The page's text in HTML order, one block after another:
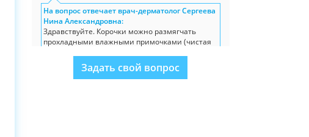
На вопрос отвечает врач-дерматолог Сергеева
Нина Александровна:
Здравствуйте. Корочки можно размягчать
прохладными влажными примочками (чистая
промокнуть насухо и нанести цинко-
нафталановую пасту Лостерин тонким слоем.
Задать свой вопрос